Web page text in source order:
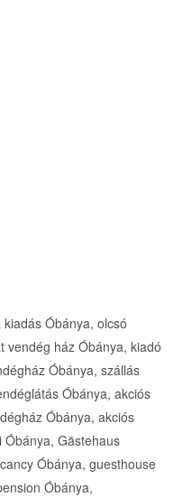
Óbánya, olcsó
vendég ház Óbánya, kiadó
Óbánya, szállás
Óbánya, akciós
Óbánya, akciós
Gästehaus
Óbánya, guesthouse
Óbánya,